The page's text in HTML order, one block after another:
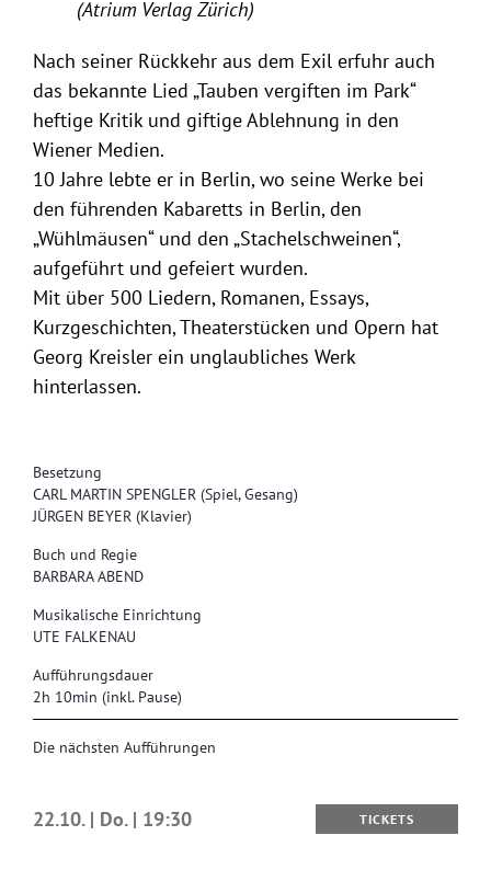
Besetzung
CARL MARTIN SPENGLER (Spiel, Gesang)
JÜRGEN BEYER (Klavier)
Buch und Regie
BARBARA ABEND
Musikalische Einrichtung
UTE FALKENAU
Aufführungsdauer
2h 10min (inkl. Pause)
Die nächsten Aufführungen
22.10. | Do. | 19:30 TICKETS
(Atrium Verlag Zürich)
Nach seiner Rückkehr aus dem Exil erfuhr auch
das bekannte Lied „Tauben vergiften im Park“
heftige Kritik und giftige Ablehnung in den
Wiener Medien.
10 Jahre lebte er in Berlin, wo seine Werke bei
den führenden Kabaretts in Berlin, den
„Wühlmäusen“ und den „Stachelschweinen“,
aufgeführt und gefeiert wurden.
Mit über 500 Liedern, Romanen, Essays,
Kurzgeschichten, Theaterstücken und Opern hat
Georg Kreisler ein unglaubliches Werk
hinterlassen.